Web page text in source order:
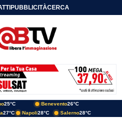
PUBBLICITÀCERCA
25°C Benevento26°C
27°C Napoli28°C Salerno28°C